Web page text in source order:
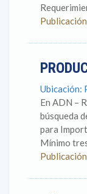
Ubicación:
En ADN –
búsqueda
para
Mínimo